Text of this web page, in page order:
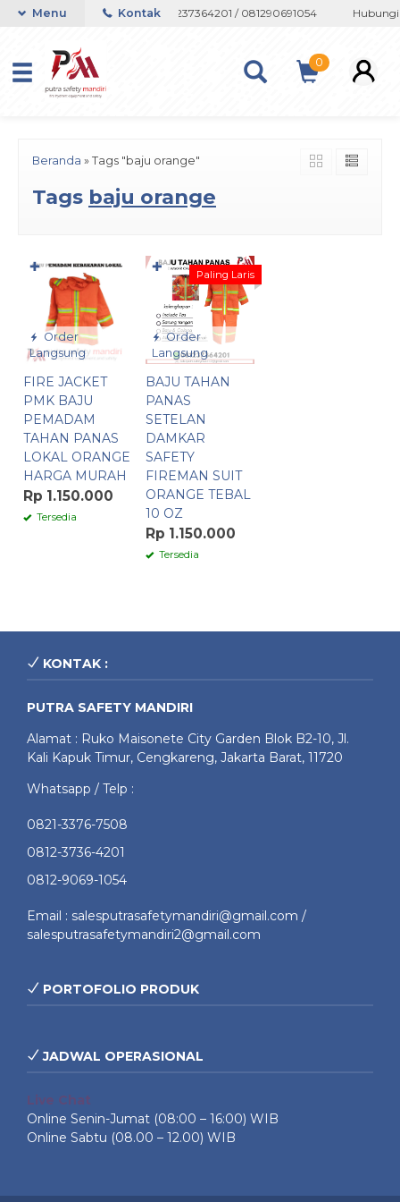
082133767508 / 081237364201 / 081290691054 Hubungi
Menu Kontak
0
Beranda » Tags "baju orange"
Tags baju orange
Order
Langsung
FIRE JACKET
PMK BAJU
PEMADAM
TAHAN PANAS
LOKAL ORANGE
HARGA MURAH
Rp 1.150.000
Tersedia
✚
Order
Langsung
Paling Laris
BAJU TAHAN
PANAS
SETELAN
DAMKAR
SAFETY
FIREMAN SUIT
ORANGE TEBAL
10 OZ
Rp 1.150.000
Tersedia
✚
KONTAK :
PUTRA SAFETY MANDIRI
Alamat : Ruko Maisonete City Garden Blok B2-10, Jl.
Kali Kapuk Timur, Cengkareng, Jakarta Barat, 11720
Whatsapp / Telp :
0821-3376-7508
0812-3736-4201
0812-9069-1054
Email : salesputrasafetymandiri@gmail.com /
salesputrasafetymandiri2@gmail.com
PORTOFOLIO PRODUK
JADWAL OPERASIONAL
Live Chat
Online Senin-Jumat (08:00 – 16:00) WIB
Online Sabtu (08.00 – 12.00) WIB